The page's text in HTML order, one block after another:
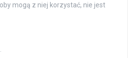
mogą z niej korzystać, nie jest